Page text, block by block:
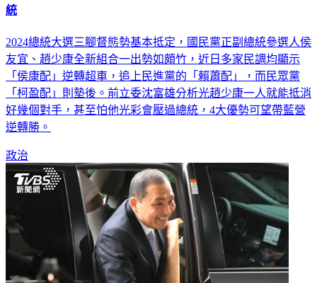
統
2024總統大選三腳督態勢基本抵定，國民黨正副總統參選人侯
友宜、趙少康全新組合一出勢如頗竹，近日多家民調均顯示
「侯康配」逆轉超車，追上民進黨的「賴蕭配」，而民眾黨
「柯盈配」則墊後。前立委沈富雄分析光趙少康一人就能抵消
好幾個對手，甚至怕他光彩會壓過總統，4大優勢可望帶藍營
逆轉勝。
政治